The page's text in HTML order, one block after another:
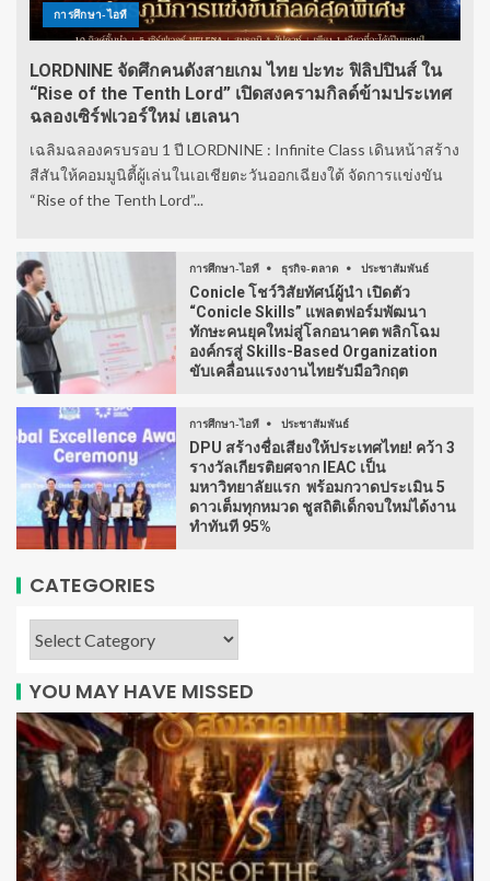
การศึกษา-ไอที
LORDNINE จัดศึกคนดังสายเกม ไทย ปะทะ ฟิลิปปินส์ ใน
“Rise of the Tenth Lord” เปิดสงครามกิลด์ข้ามประเทศ
ฉลองเซิร์ฟเวอร์ใหม่ เฮเลนา
เฉลิมฉลองครบรอบ 1 ปี LORDNINE : Infinite Class เดินหน้าสร้าง
สีสันให้คอมมูนิตี้ผู้เล่นในเอเชียตะวันออกเฉียงใต้ จัดการแข่งขัน
“Rise of the Tenth Lord”...
การศึกษา-ไอที ธุรกิจ-ตลาด ประชาสัมพันธ์
Conicle โชว์วิสัยทัศน์ผู้นำ เปิดตัว
“Conicle Skills” แพลตฟอร์มพัฒนา
ทักษะคนยุคใหม่สู่โลกอนาคต พลิกโฉม
องค์กรสู่ Skills-Based Organization
ขับเคลื่อนแรงงานไทยรับมือวิกฤต
การศึกษา-ไอที ประชาสัมพันธ์
DPU สร้างชื่อเสียงให้ประเทศไทย! คว้า 3
รางวัลเกียรติยศจาก IEAC เป็น
มหาวิทยาลัยแรก พร้อมกวาดประเมิน 5
ดาวเต็มทุกหมวด ชูสถิติเด็กจบใหม่ได้งาน
ทำทันที 95%
CATEGORIES
YOU MAY HAVE MISSED